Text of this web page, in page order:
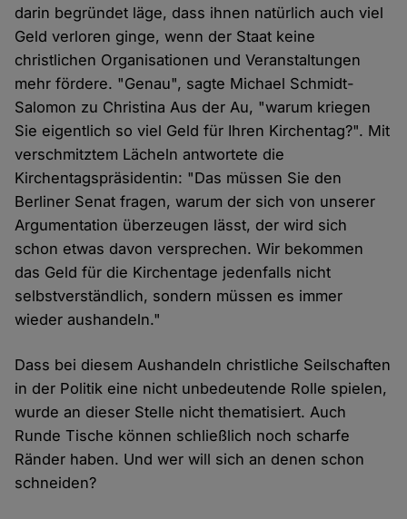
darin begründet läge, dass ihnen natürlich auch viel
Geld verloren ginge, wenn der Staat keine
christlichen Organisationen und Veranstaltungen
mehr fördere. "Genau", sagte Michael Schmidt-
Salomon zu Christina Aus der Au, "warum kriegen
Sie eigentlich so viel Geld für Ihren Kirchentag?". Mit
verschmitztem Lächeln antwortete die
Kirchentagspräsidentin: "Das müssen Sie den
Berliner Senat fragen, warum der sich von unserer
Argumentation überzeugen lässt, der wird sich
schon etwas davon versprechen. Wir bekommen
das Geld für die Kirchentage jedenfalls nicht
selbstverständlich, sondern müssen es immer
wieder aushandeln."
Dass bei diesem Aushandeln christliche Seilschaften
in der Politik eine nicht unbedeutende Rolle spielen,
wurde an dieser Stelle nicht thematisiert. Auch
Runde Tische können schließlich noch scharfe
Ränder haben. Und wer will sich an denen schon
schneiden?